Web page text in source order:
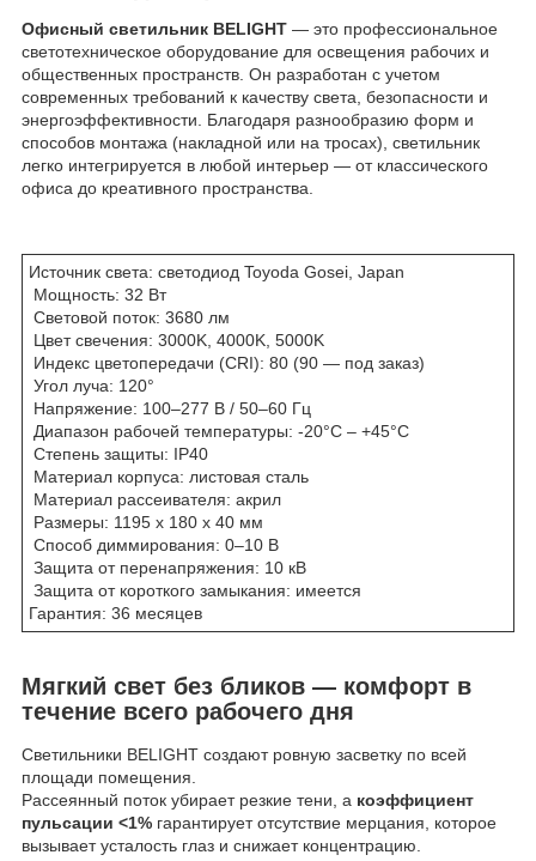
Офисный светильник BELIGHT — это профессиональное
светотехническое оборудование для освещения рабочих и
общественных пространств. Он разработан с учетом
современных требований к качеству света, безопасности и
энергоэффективности. Благодаря разнообразию форм и
способов монтажа (накладной или на тросах), светильник
легко интегрируется в любой интерьер — от классического
офиса до креативного пространства.
Источник света: светодиод Toyoda Gosei, Japan
Мощность: 32 Вт
Световой поток: 3680 лм
Цвет свечения: 3000K, 4000K, 5000K
Индекс цветопередачи (CRI): 80 (90 — под заказ)
Угол луча: 120°
Напряжение: 100–277 В / 50–60 Гц
Диапазон рабочей температуры: -20°C – +45°C
Степень защиты: IP40
Материал корпуса: листовая сталь
Материал рассеивателя: акрил
Размеры: 1195 х 180 х 40 мм
Способ диммирования: 0–10 В
Защита от перенапряжения: 10 кВ
Защита от короткого замыкания: имеется
Гарантия: 36 месяцев
Мягкий свет без бликов — комфорт в
течение всего рабочего дня
Светильники BELIGHT создают ровную засветку по всей
площади помещения.
Рассеянный поток убирает резкие тени, а коэффициент
пульсации <1% гарантирует отсутствие мерцания, которое
вызывает усталость глаз и снижает концентрацию.